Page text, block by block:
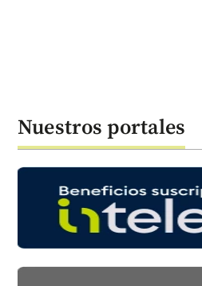
Nuestros portales